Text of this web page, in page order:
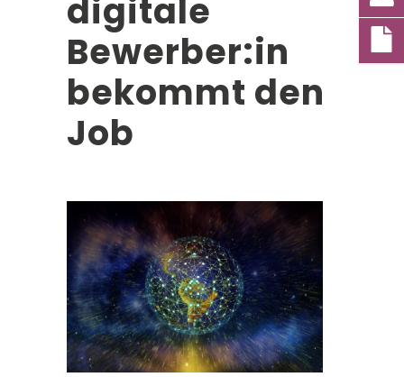
digitale
Bewerber:in
bekommt den
Job